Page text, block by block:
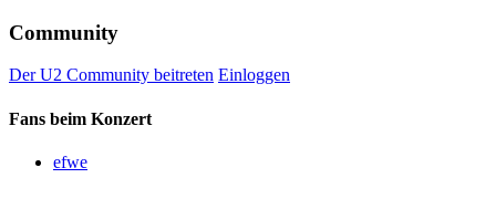
Community
Der U2 Community beitreten Einloggen
Fans beim Konzert
efwe